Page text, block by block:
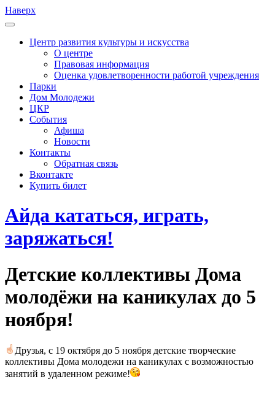
Наверх
Центр развития культуры и искусства
О центре
Правовая информация
Оценка удовлетворенности работой учреждения
Парки
Дом Молодежи
ЦКР
События
Афиша
Новости
Контакты
Обратная связь
Вконтакте
Купить билет
Айда кататься, играть,
заряжаться!
Детские коллективы Дома
молодёжи на каникулах до 5
ноября!
Друзья, с 19 октября до 5 ноября детские творческие
коллективы Дома молодежи на каникулах с возможностью
занятий в удаленном режиме!